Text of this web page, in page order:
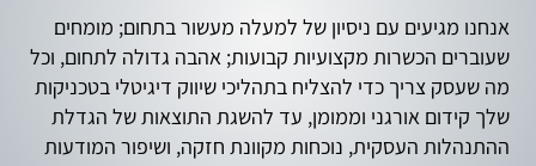
אנחנו מגיעים עם ניסיון של למעלה מעשור בתחום; מומחים
שעוברים הכשרות מקצועיות קבועות; אהבה גדולה לתחום, וכל
מה שעסק צריך כדי להצליח בתהליכי שיווק דיגיטלי בטכניקות
שלך קידום אורגני וממומן, עד להשגת התוצאות של הגדלת
ההתנהלות העסקית, נוכחות מקוונת חזקה, ושיפור המודעות